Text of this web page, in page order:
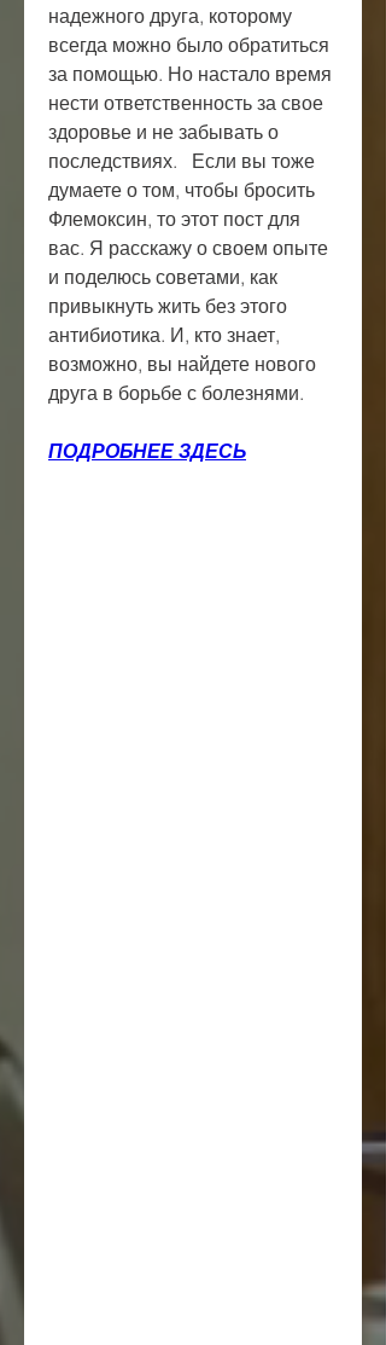
надежного друга, которому
всегда можно было обратиться
за помощью. Но настало время
нести ответственность за свое
здоровье и не забывать о
последствиях.   Если вы тоже
думаете о том, чтобы бросить
Флемоксин, то этот пост для
вас. Я расскажу о своем опыте
и поделюсь советами, как
привыкнуть жить без этого
антибиотика. И, кто знает,
возможно, вы найдете нового
друга в борьбе с болезнями.
ПОДРОБНЕЕ ЗДЕСЬ